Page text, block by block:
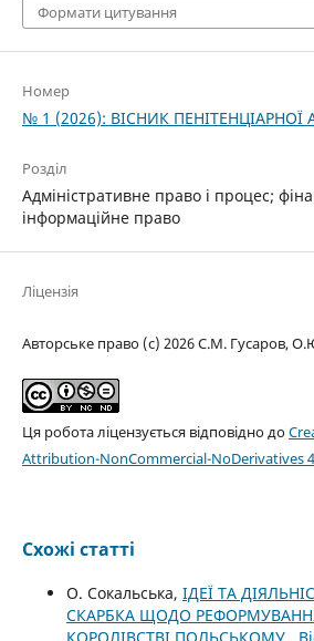
Формати цитування
Номер
№ 1 (2026): ВІСНИК ПЕНІТЕНЦІАРНОЇ
Розділ
Адміністративне право і процес;
інформаційне право
Ліцензія
Авторське право (c) 2026 С.М. Гусаров,
Ця робота ліцензується відповідно до
Attribution-NonCommercial-NoDerivatives
Схожі статті
О. Сокальська, ІДЕЇ ТА
СКАРБКА ЩОДО